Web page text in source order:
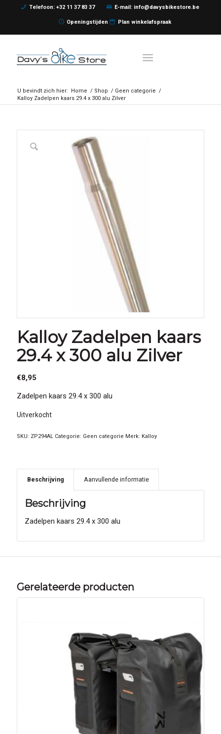
Telefoon: +32 11 37 83 37 E-mail: info@davysbikestore.be
Openingstijden Plan winkelafspraak
U bevindt zich hier: Home / Shop / Geen categorie /
Kalloy Zadelpen kaars 29.4 x 300 alu Zilver
Kalloy Zadelpen kaars
29.4 x 300 alu Zilver
€8,95
Zadelpen kaars 29.4 x 300 alu
Uitverkocht
SKU: ZP294AL Categorie: Geen categorie Merk: Kalloy
Beschrijving Aanvullende informatie
Beschrijving
Zadelpen kaars 29.4 x 300 alu
Gerelateerde producten